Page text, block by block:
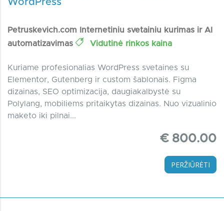
WordPress
Petruskevich.com Internetiniu svetainiu kurimas ir AI
automatizavimas
Vidutinė rinkos kaina
Kuriame profesionalias WordPress svetaines su
Elementor, Gutenberg ir custom šablonais. Figma
dizainas, SEO optimizacija, daugiakalbystė su
Polylang, mobiliems pritaikytas dizainas. Nuo vizualinio
maketo iki pilnai...
€ 800.00
PERŽIŪRĖTI